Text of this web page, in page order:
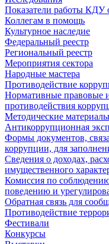
Показатели работы КДУ
Коллегам в помощь
Культурное наследие
Федеральный реестр
Региональный реестр
Мероприятия сектора
Народные мастера
Противодействие
Нормативные правовые
противодействия
Методические материалы
Антикоррупционная
Формы документов,
коррупции, для
Сведения о доходах,
имущественного
Комиссия по
поведению и
Обратная связь для
Противодействие
Фестивали
Конкурсы